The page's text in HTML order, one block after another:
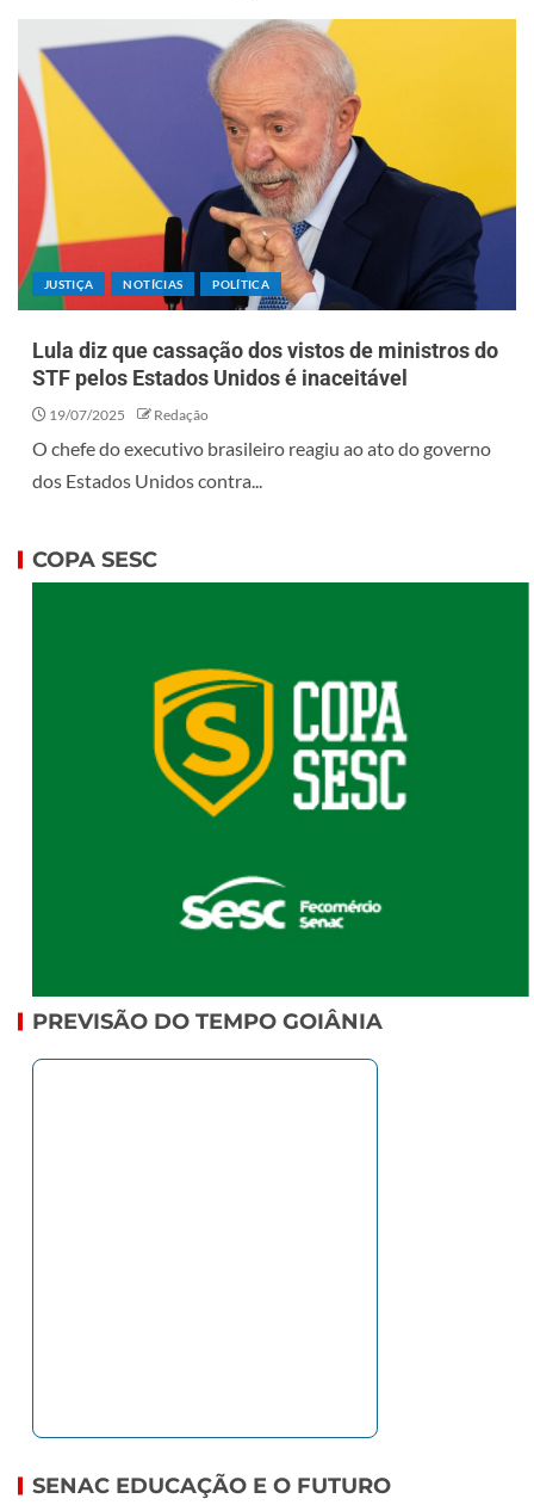
JUSTIÇA NOTÍCIAS POLÍTICA
Lula diz que cassação dos vistos de ministros do
STF pelos Estados Unidos é inaceitável
19/07/2025 Redação
O chefe do executivo brasileiro reagiu ao ato do governo
dos Estados Unidos contra...
COPA SESC
PREVISÃO DO TEMPO GOIÂNIA
SENAC EDUCAÇÃO E O FUTURO